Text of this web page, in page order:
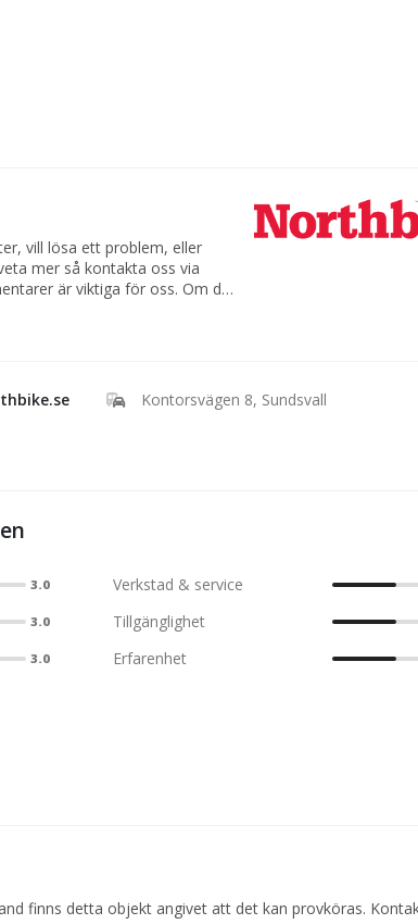
vill lösa ett problem, eller
mer så kontakta oss via
är viktiga för oss. Om du
oss via telefon eller e-post.
Kontorsvägen 8, Sundsvall
3.0 Verkstad & service
3.0 Tillgänglighet
3.0 Erfarenhet
finns detta objekt angivet att det kan provköras.